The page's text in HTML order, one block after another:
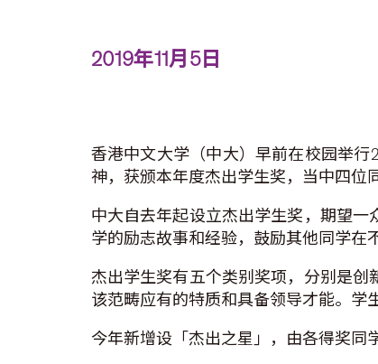
2019年11月5日
香港中文大学（中大）早前在校园举
神，获颁本年度杰出学生奖，当中四位
中大自去年起设立杰出学生奖，期望
学的励志故事和经验，鼓励其他同学在
杰出学生奖有五个类别奖项，分别是
该范畴应有的特质和具备领导才能。学
今年新增设「杰出之星」，由各得奖同